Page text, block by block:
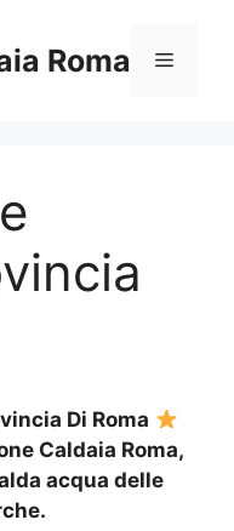
Roma Menu
Di Roma
Caldaia Roma,
acqua delle